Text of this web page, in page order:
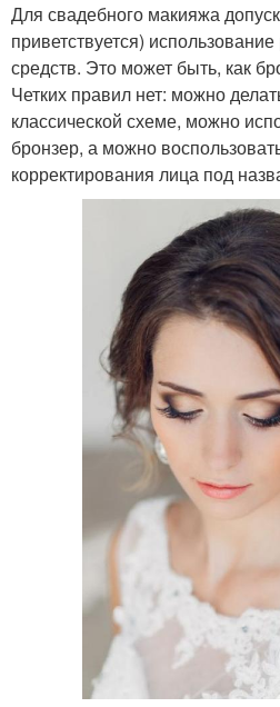
Для свадебного макияжа
приветствуется)
средств. Это может быть, как
Четких правил нет: можно
классической схеме, можно
бронзер, а можно
корректирования лица под